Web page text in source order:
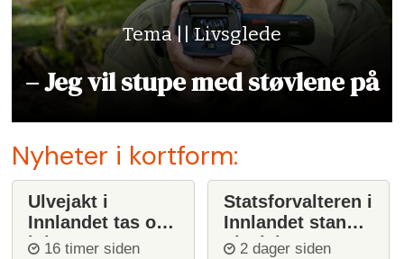
Tema || Livsglede
– Jeg vil stupe med støvlene på
Nyheter i kortform:
Ulvejakt i
Innlandet tas opp
igjen
16 timer siden
Statsforvalteren i
Innlandet stanser
ulvejakt
2 dager siden